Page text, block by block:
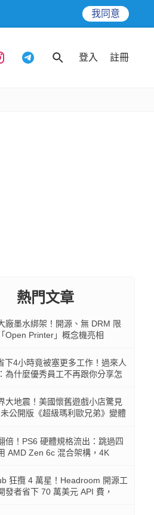
我同意
登入 註冊
熱門文章
廠墨水綁架！開源、無 DRM 限
Open Printer」概念機亮相
下4小時竟被塞更多工作！過來人
為什麼優秀員工不再跟你分享怎
大地震！美國懷舊遊戲小店驚見
公開版《超級瑪利歐兄弟》變體
倍！PS6 硬體規格流出：跳過四
AMD Zen 6c 混合架構，4K
狂攬 4 萬星！Headroom 開源工
發者省下 70 萬美元 API 費，